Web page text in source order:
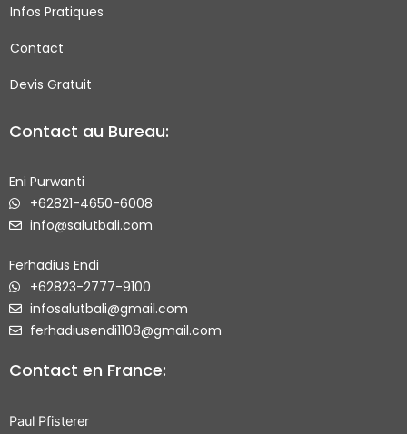
q
u
a
r
Infos Pratiques
Contact
Devis Gratuit
Contact au Bureau:
Eni Purwanti
+62821-4650-6008
info@salutbali.com
Ferhadius Endi
+62823-2777-9100
infosalutbali@gmail.com
ferhadiusendi1108@gmail.com
Contact en France:
Paul Pfisterer